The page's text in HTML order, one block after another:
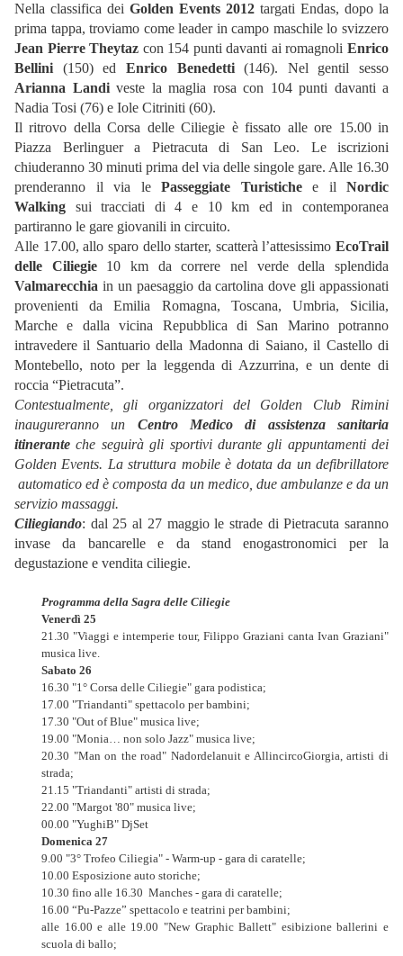
Nella classifica dei Golden Events 2012 targati Endas, dopo la
prima tappa, troviamo come leader in campo maschile lo svizzero
Jean Pierre Theytaz con 154 punti davanti ai romagnoliEnrico
Bellini (150) ed Enrico Benedetti(146). Nel gentil sesso
Arianna Landiveste la maglia rosa con 104 punti davanti a
Nadia Tosi (76) e Iole Citriniti (60).
Il ritrovo della Corsa delle Ciliegie è fissato alle ore 15.00 in
Piazza Berlinguer a Pietracuta di San Leo. Le iscrizioni
chiuderanno 30 minuti prima del via delle singole gare. Alle 16.30
prenderanno il via le Passeggiate Turistichee il Nordic
Walking sui tracciati di 4 e 10 km ed in contemporanea
partiranno le gare giovanili in circuito.
Alle 17.00, allo sparo dello starter, scatterà l’attesissimo EcoTrail
delle Ciliegie10 km da correre nel verde della splendida
Valmarecchia in un paesaggio da cartolina dove gli appassionati
provenienti da Emilia Romagna, Toscana, Umbria, Sicilia,
Marche e dalla vicina Repubblica di San Marino potranno
intravedere il Santuario della Madonna di Saiano, il Castello di
Montebello, noto per la leggenda di Azzurrina, e un dente di
roccia “Pietracuta”.
Contestualmente, gli organizzatori del Golden Club Rimini
inaugureranno un Centro Medico di assistenza sanitaria
itinerante che seguirà gli sportivi durante gli appuntamenti dei
Golden Events. La struttura mobile è dotata da un defibrillatore
automatico ed è composta da un medico, due ambulanze e da un
servizio massaggi.
Ciliegiando: dal 25 al 27 maggio le strade di Pietracuta saranno
invase da bancarelle e da stand enogastronomici per la
degustazione e vendita ciliegie.
Programma della Sagra delle Ciliegie
Venerdì 25
21.30 "Viaggi e intemperie tour, Filippo Graziani canta Ivan Graziani"
musica live.
Sabato 26
16.30 "1° Corsa delle Ciliegie" gara podistica;
17.00 "Triandanti" spettacolo per bambini;
17.30 "Out of Blue" musica live;
19.00 "Monia… non solo Jazz" musica live;
20.30 "Man on the road" Nadordelanuit e AllincircoGiorgia, artisti di
strada;
21.15 "Triandanti" artisti di strada;
22.00 "Margot '80" musica live;
00.00 "YughiB" DjSet
Domenica 27
9.00 "3° Trofeo Ciliegia" - Warm-up - gara di caratelle;
10.00 Esposizione auto storiche;
10.30 fino alle 16.30 Manches - gara di caratelle;
16.00 “Pu-Pazze” spettacolo e teatrini per bambini;
alle 16.00 e alle 19.00 "New Graphic Ballett" esibizione ballerini e
scuola di ballo;